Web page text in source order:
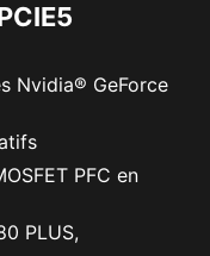
Nvidia® GeForce
PFC en
PLUS,